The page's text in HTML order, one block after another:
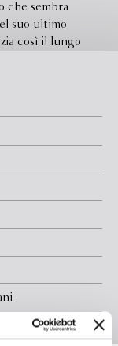
che sembra
suo ultimo
così il lungo